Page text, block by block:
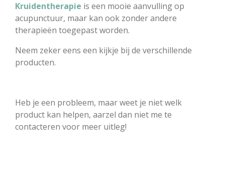
Kruidentherapie is een mooie aanvulling op
acupunctuur, maar kan ook zonder andere
therapieën toegepast worden.
Neem zeker eens een kijkje bij de verschillende
producten.
Heb je een probleem, maar weet je niet welk
product kan helpen, aarzel dan niet me te
contacteren voor meer uitleg!